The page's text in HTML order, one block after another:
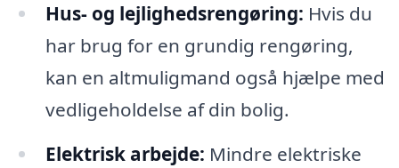
Hus- og lejlighedsrengøring: Hvis du
har brug for en grundig rengøring,
kan en altmuligmand også hjælpe med
vedligeholdelse af din bolig.
Elektrisk arbejde: Mindre elektriske